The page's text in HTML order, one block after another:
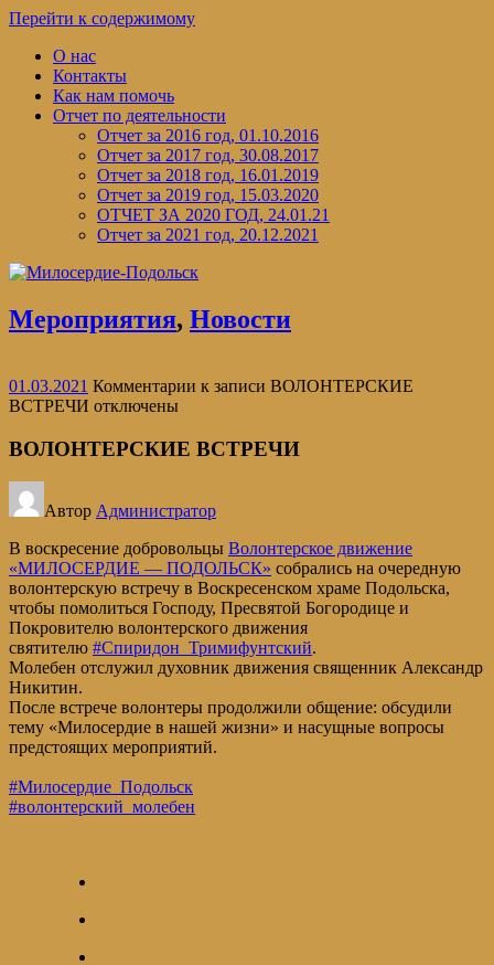
Перейти к содержимому
О нас
Контакты
Как нам помочь
Отчет по деятельности
Отчет за 2016 год, 01.10.2016
Отчет за 2017 год, 30.08.2017
Отчет за 2018 год, 16.01.2019
Отчет за 2019 год, 15.03.2020
ОТЧЕТ ЗА 2020 ГОД, 24.01.21
Отчет за 2021 год, 20.12.2021
Мероприятия, Новости
01.03.2021 Комментарии к записи ВОЛОНТЕРСКИЕ
ВСТРЕЧИ отключены
ВОЛОНТЕРСКИЕ ВСТРЕЧИ
Автор Администратор
В воскресение добровольцы Волонтерское движение
«МИЛОСЕРДИЕ — ПОДОЛЬСК» собрались на очередную
волонтерскую встречу в Воскресенском храме Подольска,
чтобы помолиться Господу, Пресвятой Богородице и
Покровителю волонтерского движения
святителю #Спиридон_Тримифунтский.
Молебен отслужил духовник движения священник Александр
Никитин.
После встрече волонтеры продолжили общение: обсудили
тему «Милосердие в нашей жизни» и насущные вопросы
предстоящих мероприятий.
#Милосердие_Подольск
#волонтерский_молебен